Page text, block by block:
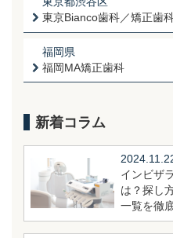
東京Bianco歯科／矯正歯
福岡県
福岡MA矯正歯科
新着コラム
インビザ
は？探し
一覧を徹